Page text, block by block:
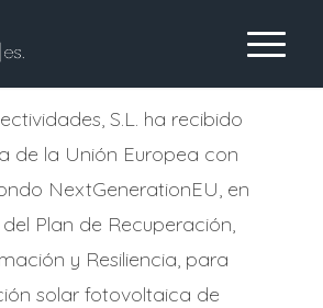
S.L. ha recibido
de la Unión Europea con
NextGenerationEU, en
Plan de Recuperación,
y Resiliencia, para
solar fotovoltaica de